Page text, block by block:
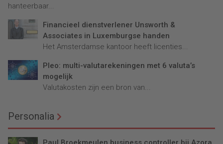
hanteerbaar...
Financieel dienstverlener Unsworth &
Associates in Luxemburgse handen
Het Amsterdamse kantoor heeft licenties...
Pleo: multi-valutarekeningen met 6 valuta’s
mogelijk
Valutakosten zijn een bron van...
Personalia